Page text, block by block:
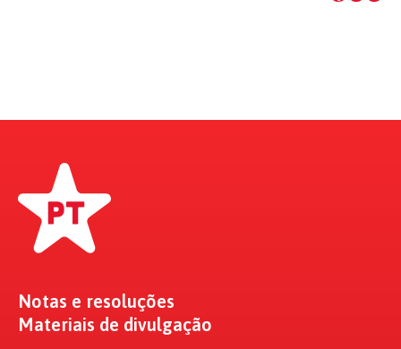
Notas e resoluções
Materiais de divulgação